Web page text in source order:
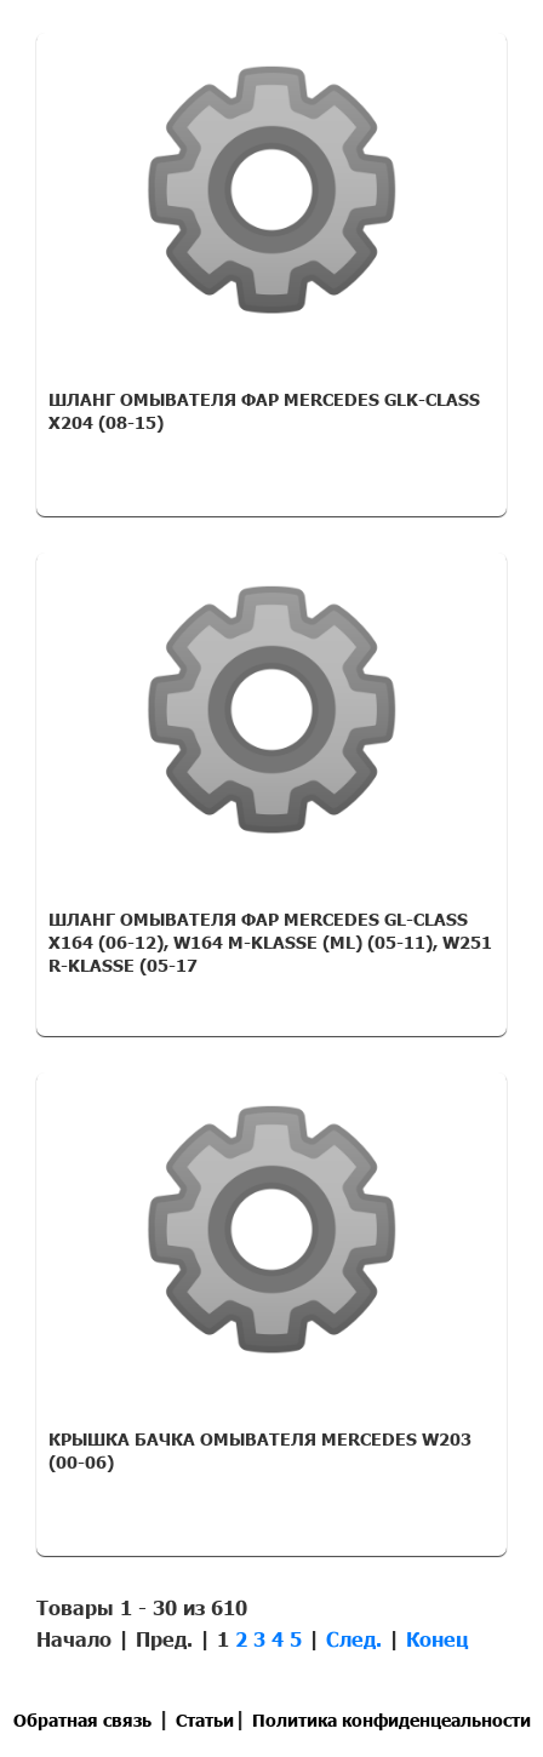
ШЛАНГ ОМЫВАТЕЛЯ ФАР MERCEDES GLK-CLASS
X204 (08-15)
ШЛАНГ ОМЫВАТЕЛЯ ФАР MERCEDES GL-CLASS
X164 (06-12), W164 M-KLASSE (ML) (05-11), W251
R-KLASSE (05-17
КРЫШКА БАЧКА ОМЫВАТЕЛЯ MERCEDES W203
(00-06)
Товары 1 - 30 из 610
Начало | Пред. | 1 2 3 4 5 | След. | Конец
Обратная связь| Статьи| Политика конфиденцеальности